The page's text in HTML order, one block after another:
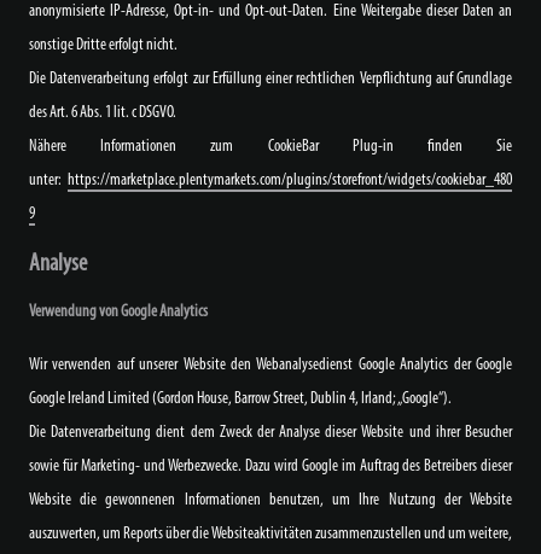
anonymisierte IP-Adresse, Opt-in- und Opt-out-Daten. Eine Weitergabe dieser Daten an
sonstige Dritte erfolgt nicht.
Die Datenverarbeitung erfolgt zur Erfüllung einer rechtlichen Verpflichtung auf Grundlage
des Art. 6 Abs. 1 lit. c DSGVO.
Nähere Informationen zum CookieBar Plug-in finden Sie
unter: https://marketplace.plentymarkets.com/plugins/storefront/widgets/cookiebar_480
9
Analyse
Verwendung von Google Analytics
Wir verwenden auf unserer Website den Webanalysedienst Google Analytics der Google
Google Ireland Limited (Gordon House, Barrow Street, Dublin 4, Irland; „Google“).
Die Datenverarbeitung dient dem Zweck der Analyse dieser Website und ihrer Besucher
sowie für Marketing- und Werbezwecke. Dazu wird Google im Auftrag des Betreibers dieser
Website die gewonnenen Informationen benutzen, um Ihre Nutzung der Website
auszuwerten, um Reports über die Websiteaktivitäten zusammenzustellen und um weitere,